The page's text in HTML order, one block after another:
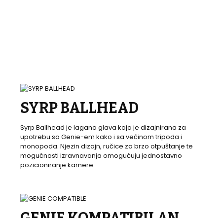
SYRP BALLHEAD
Syrp Ballhead je lagana glava koja je dizajnirana za
upotrebu sa Genie-em kako i sa većinom tripoda i
monopoda. Njezin dizajn, ručice za brzo otpuštanje te
mogućnosti izravnavanja omogućuju jednostavno
pozicioniranje kamere.